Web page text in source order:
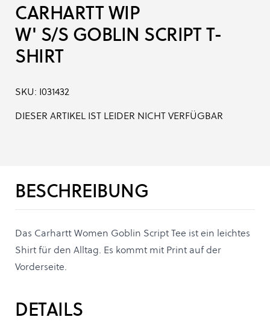
CARHARTT WIP
W' S/S GOBLIN SCRIPT T-
SHIRT
SKU: I031432
DIESER ARTIKEL IST LEIDER NICHT VERFÜGBAR
BESCHREIBUNG
Das Carhartt Women Goblin Script Tee ist ein leichtes
Shirt für den Alltag. Es kommt mit Print auf der
Vorderseite.
DETAILS